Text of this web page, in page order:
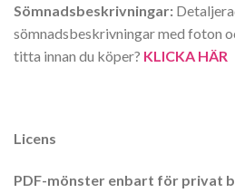
Sömnadsbeskrivningar:
sömnadsbeskrivningar med foton
titta innan du köper? KLICKA HÄR
Licens
PDF-mönster enbart för privat